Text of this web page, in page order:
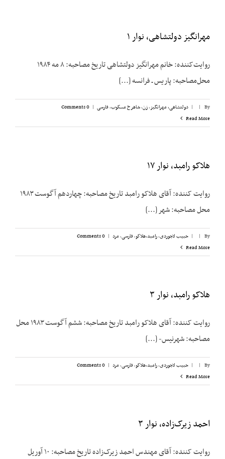
مهرانگیز دولتشاهی، نوار ۱
روایت‌کننده: خانم مهرانگیز دولتشاهی تاریخ مصاحبه: ۸ مه ۱۹۸۴
محل‌مصاحبه: پاریس ـ فرانسه [...]
By
|
| دولتشاهی، مهرانگیز,زن,شاهرخ مسکوب,فارسی |
0 Comments
Read More
هلاکو رامبد، نوار ۱۷
روایت کننده: آقای هلاکو رامبد تاریخ مصاحبه: چهاردهم آگوست ۱۹۸۳
محل مصاحبه: شهر [...]
By
|
| حبیب لاجوردی,رامبد،‌هلاکو,فارسی,مرد |
0 Comments
Read More
هلاکو رامبد، نوار ۳
روایت کننده: آقای هلاکو رامبد تاریخ مصاحبه: ششم آگوست ۱۹۸۳ محل
مصاحبه: شهرنیس- [...]
By
|
| حبیب لاجوردی,رامبد،‌هلاکو,فارسی,مرد |
0 Comments
Read More
احمد زیرک‌زاده، نوار ۳
روایت کننده: آقای مهندس احمد زیرک‌زاده تاریخ مصاحبه: ۱۰ آوریل